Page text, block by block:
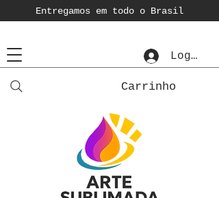
Entregamos em todo o Brasil
Login
Carrinho